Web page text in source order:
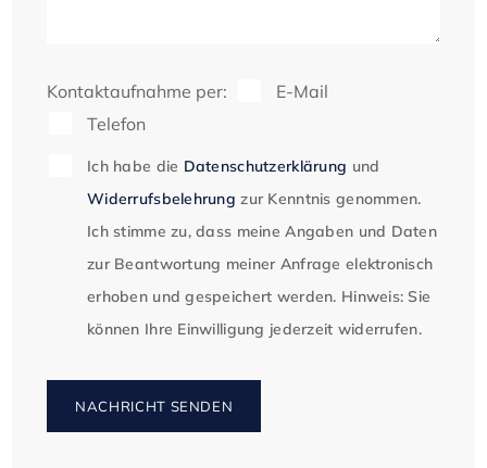
Erbpachtgrundstück, was sie zu einer
hervorragenden Investition mit hoher Rendite
macht. Der Kaufpreis ist äußerst attraktiv und
bietet eine seltene Gelegenheit für Eigennutzer und
Kapitalanleger gleichermaßen.
Lassen Sie sich diese Gelegenheit nicht entgehen!
Vereinbaren Sie noch heute einen
Zuhause.
Kontaktaufnahme per:
E-Mail
Telefon
Ich habe die Datenschutzerklärung und
Widerrufsbelehrung zur Kenntnis genommen.
Ich stimme zu, dass meine Angaben und Daten
zur Beantwortung meiner Anfrage elektronisch
erhoben und gespeichert werden. Hinweis: Sie
können Ihre Einwilligung jederzeit widerrufen.
NACHRICHT SENDEN